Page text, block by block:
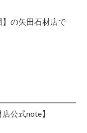
の矢田石材店で
公式note】